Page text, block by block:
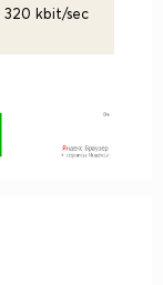
320 kbit/sec